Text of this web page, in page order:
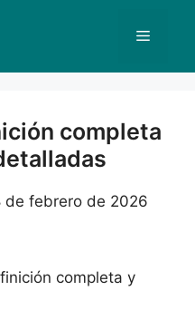
Menú
completa
de febrero de 2026
completa y